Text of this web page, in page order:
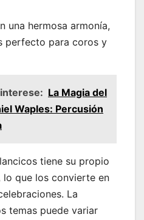
una hermosa armonía,
perfecto para coros y
La Magia del
Waples: Percusión
tiene su propio
que los convierte en
La
temas puede variar